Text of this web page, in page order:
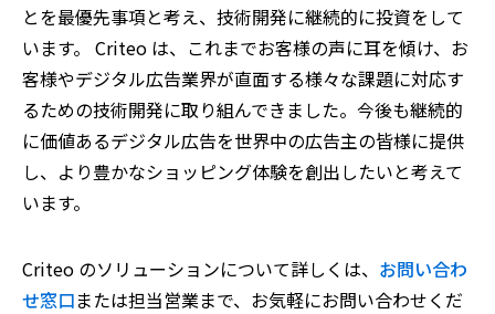
とを最優先事項と考え、技術開発に継続的に投資をして
います。 Criteo は、これまでお客様の声に耳を傾け、お
客様やデジタル広告業界が直面する様々な課題に対応す
るための技術開発に取り組んできました。今後も継続的
に価値あるデジタル広告を世界中の広告主の皆様に提供
し、より豊かなショッピング体験を創出したいと考えて
います。
Criteo のソリューションについて詳しくは、 お問い合わ
せ窓口または担当営業まで、お気軽にお問い合わせくだ